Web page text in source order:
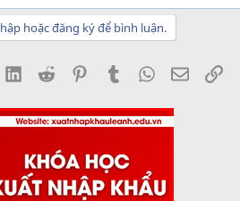
hoặc đăng ký để bình luận.
LinkedInReddit PinterestTumblrWhatsApp
Email